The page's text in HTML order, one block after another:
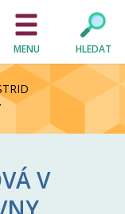
MENU HLEDAT
V